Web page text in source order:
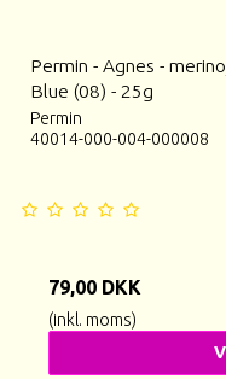
Permin - Agnes -
Blue (08) - 25g
Permin
40014-000-004-000008
79,00 DKK
(inkl. moms)